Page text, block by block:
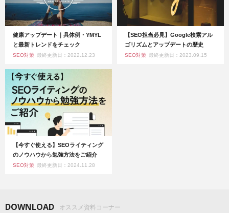
健康アップデート｜具体例・YMYL
と最新トレンドをチェック
SEO対策 最終更新日：2022.12.23
【SEO担当必見】Google検索アル
ゴリズムとアップデートの歴史
SEO対策 最終更新日：2023.09.15
【今すぐ使える】SEOライティング
のノウハウから勉強方法をご紹介
SEO対策 最終更新日：2024.11.28
DOWNLOAD オススメ資料コーナー